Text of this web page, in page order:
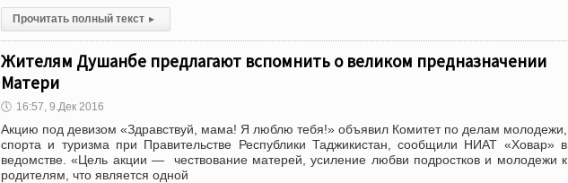
Прочитать полный текст ▸
Жителям Душанбе предлагают вспомнить о великом предназначении
Матери
🕔 16:57, 9.Дек 2016
Акцию под девизом «Здравствуй, мама! Я люблю тебя!» объявил Комитет по делам молодежи,
спорта и туризма при Правительстве Республики Таджикистан, сообщили НИАТ «Ховар» в
ведомстве. «Цель акции — чествование матерей, усиление любви подростков и молодежи к
родителям, что является одной